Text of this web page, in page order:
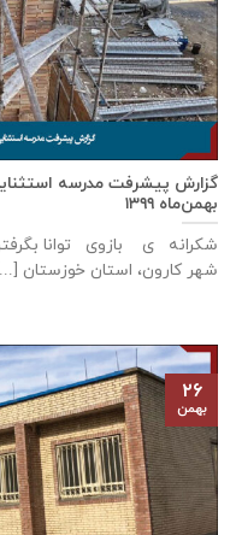
بهمن‌ماه ۱۳۹۹
شکرانه ی بازوی توانا
شهر كارون، استان خوزستان
۲۶
بهمن